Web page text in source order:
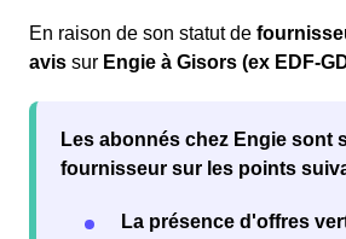
En raison de son statut de
avis sur Engie à Gisors (ex EDF-
Les abonnés chez Engie sont
fournisseur sur les points
La présence d'offres